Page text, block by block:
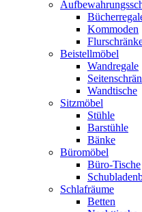
Kommoden
Beistellmöbel
Wandregale
Wandtische
Sitzmöbel
Stühle
Barstühle
Bänke
Büromöbel
Büro-Tische
Schlafräume
Betten